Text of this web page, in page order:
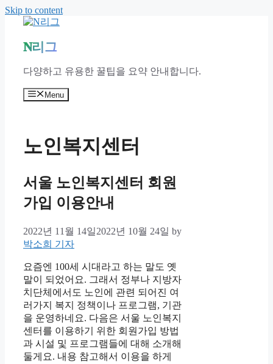
Skip to content
N리그
다양하고 유용한 꿀팁을 요약 안내합니다.
Menu
노인복지센터
서울 노인복지센터 회원
가입 이용안내
2022년 11월 14일2022년 10월 24일 by
박소희 기자
요즘엔 100세 시대라고 하는 말도 옛
말이 되었어요. 그래서 정부나 지방자
치단체에서도 노인에 관련 되어진 여
러가지 복지 정책이나 프로그램, 기관
을 운영하네요. 다음은 서울 노인복지
센터를 이용하기 위한 회원가입 방법
과 시설 및 프로그램들에 대해 소개해
둘게요. 내용 참고해서 이용을 하게